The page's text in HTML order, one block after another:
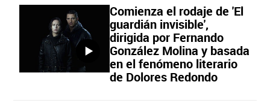
Comienza el rodaje de 'El
guardián invisible',
dirigida por Fernando
González Molina y basada
en el fenómeno literario
de Dolores Redondo